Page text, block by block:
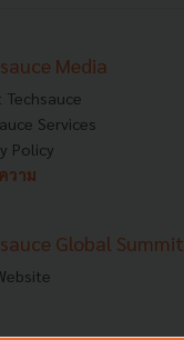
Media
Services
Policy
วาม
Global Summit